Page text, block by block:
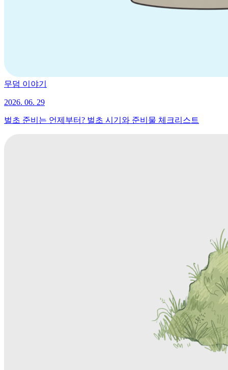
무덤 이야기
2026. 06. 29
벌초 준비는 언제부터? 벌초 시기와 준비물 체크리스트